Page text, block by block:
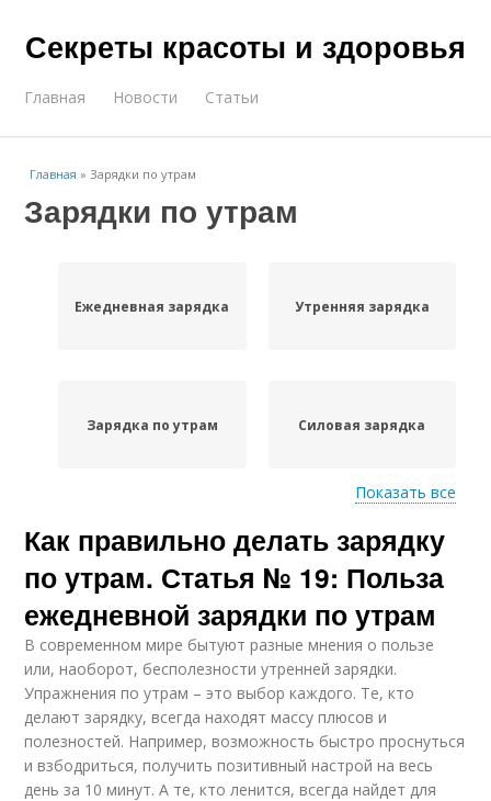
Секреты красоты и здоровья
Главная Новости Статьи
Главная »Зарядки по утрам
Зарядки по утрам
Ежедневная зарядка Утренняя зарядка
Зарядка по утрам Силовая зарядка
Зарядка для мужчин
Зарядка для
здоровья
Польза от зарядки Утренний зарядка
Зарядка для
похудения
Упражнения для
зарядки
Показать все
Как правильно делать зарядку
по утрам. Статья № 19: Польза
ежедневной зарядки по утрам
В современном мире бытуют разные мнения о пользе
или, наоборот, бесполезности утренней зарядки.
Упражнения по утрам – это выбор каждого. Те, кто
делают зарядку, всегда находят массу плюсов и
полезностей. Например, возможность быстро проснуться
и взбодриться, получить позитивный настрой на весь
день за 10 минут. А те, кто ленится, всегда найдет для